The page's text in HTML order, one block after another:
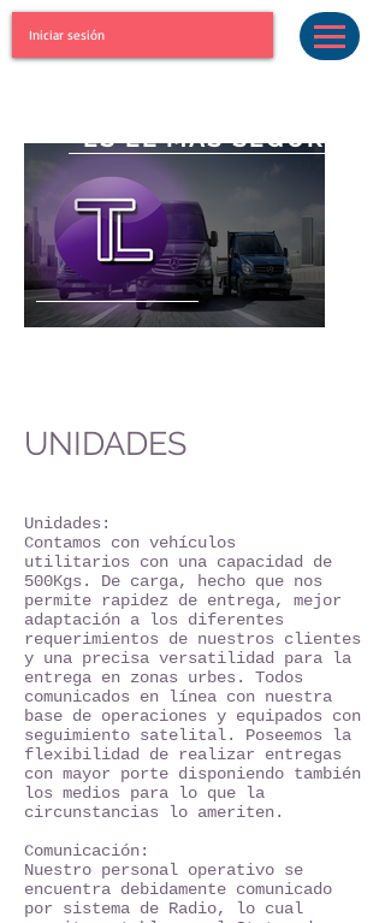
Iniciar sesión
ES EL MAS SEGURO"
UNIDADES
Unidades:
Contamos con vehículos
utilitarios con una capacidad de
500Kgs. De carga, hecho que nos
permite rapidez de entrega, mejor
adaptación a los diferentes
requerimientos de nuestros clientes
y una precisa versatilidad para la
entrega en zonas urbes. Todos
comunicados en línea con nuestra
base de operaciones y equipados con
seguimiento satelital. Poseemos la
flexibilidad de realizar entregas
con mayor porte disponiendo también
los medios para lo que la
circunstancias lo ameriten.
Comunicación:
Nuestro personal operativo se
encuentra debidamente comunicado
por sistema de Radio, lo cual